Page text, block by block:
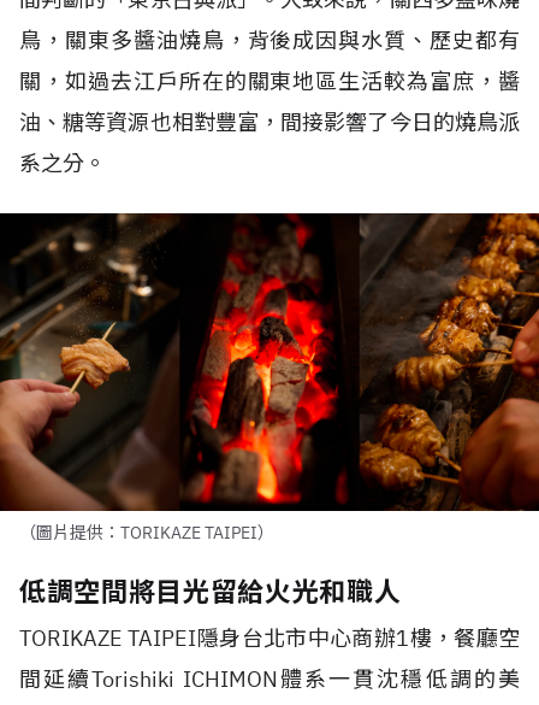
鳥，關東多醬油燒鳥，背後成因與水質、歷史都有
關，如過去江戶所在的關東地區生活較為富庶，醬
油、糖等資源也相對豐富，間接影響了今日的燒鳥派
系之分。
（圖片提供：TORIKAZE TAIPEI）
低調空間將目光留給火光和職人
TORIKAZE TAIPEI隱身台北市中心商辦1樓，餐廳空
間延續Torishiki ICHIMON體系一貫沈穩低調的美